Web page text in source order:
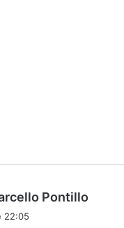
Pontillo
22:05